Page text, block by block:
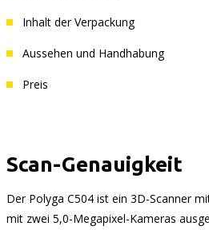
Inhalt der Verpackung
Aussehen und Handhabung
Preis
Scan-Genauigkeit
Der Polyga C504 ist ein 3D-Scanner
mit zwei 5,0-Megapixel-Kameras